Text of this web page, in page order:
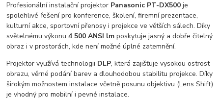
Profesionální instalační projektor Panasonic PT-DX500 je
spolehlivé řešení pro konference, školení, firemní prezentace,
kulturní akce, sportovní přenosy i projekce ve větších sálech. Díky
světelnému výkonu4 500 ANSI lm poskytuje jasný a dobře čitelný
obraz i v prostorách, kde není možné úplné zatemnění.
Projektor využívá technologii DLP, která zajišťuje vysokou ostrost
obrazu, věrné podání barev a dlouhodobou stabilitu projekce. Díky
širokým možnostem instalace včetně posunu objektivu (Lens Shift)
je vhodný pro mobilní i pevné instalace.